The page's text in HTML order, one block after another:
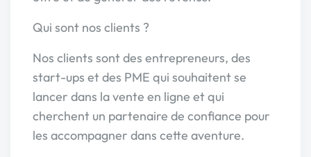
Qui sont nos clients ?
Nos clients sont des entrepreneurs, des
start-ups et des PME qui souhaitent se
lancer dans la vente en ligne et qui
cherchent un partenaire de confiance pour
les accompagner dans cette aventure.